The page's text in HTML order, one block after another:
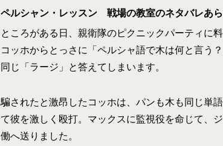
ペルシャン・レッスン 戦場の教室のネタバレあ
ところがある日、親衛隊のピクニックパーティに
コッホからとっさに「ペルシャ語で木は何と言う
同じ「ラージ」と答えてしまいます。
騙されたと激昂したコッホは、パンも木も同じ単
て彼を激しく殴打。マックスに監視役を命じて、
働へ送りました。